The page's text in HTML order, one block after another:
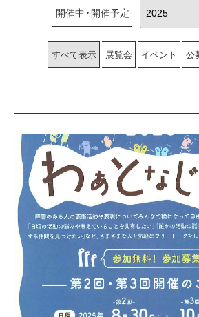
開催中・開催予定
すべて表示 展覧会 イベント 公